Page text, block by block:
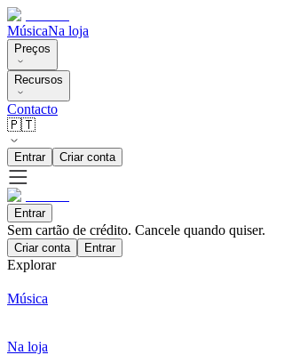
MúsicaNa loja
Preços
Recursos
Contacto
🇵🇹
Entrar Criar conta
Entrar
Sem cartão de crédito. Cancele quando quiser.
Criar conta Entrar
Explorar
Música
Na loja